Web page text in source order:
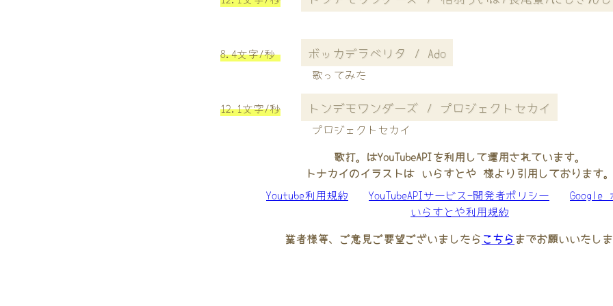
8.4文字/秒 ボッカデラベリタ / Ado
歌ってみた
12.1文字/秒 トンデモワンダーズ / プロジェクトセカイ
プロジェクトセカイ
歌打。はYouTubeAPIを利用して運用されています。
トナカイのイラストは いらすとや 様より引用しております。
Youtube利用規約
YouTubeAPIサービス-開発者ポリシー
Google
いらすとや利用規約
業者様等、ご意見ご要望ございましたら こちらまでお願いいたしま